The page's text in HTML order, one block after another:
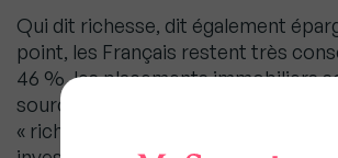
Qui dit richesse, dit également
point, les Français restent très
46 %, les placements immobiliers
source d’épargne pour être
« riche ». En deuxième choix, 19 %